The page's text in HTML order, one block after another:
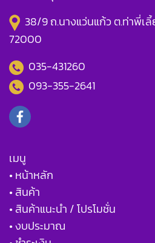
38/9 ถ.นางแว่นแก้ว ต.ท่าพี่เ
72000
035-431260
093-355-2641
เมนู
• หน้าหลัก
• สินค้า
• สินค้าแนะนำ / โปรโมชั่น
• งบประมาณ